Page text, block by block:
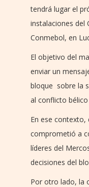
tendrá lugar el
instalaciones del
Conmebol, en
El objetivo del
enviar un
bloque sobre la
al conflicto bélico
En ese contexto,
comprometió a
líderes del
decisiones del
Por otro lado, la